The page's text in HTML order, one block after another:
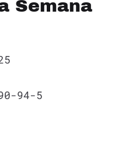
Semana
94-5